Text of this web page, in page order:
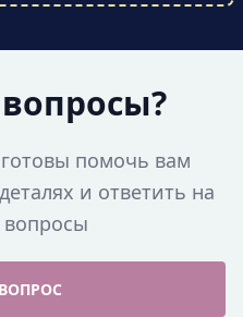
помочь вам
и ответить на